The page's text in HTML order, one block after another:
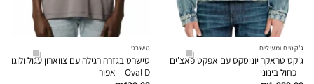
ג'קטים ומעילים
ג'קט טראקר יוניסקס עם אפקט פאצ'ים
– כחול בינוני
טישרט
טישרט בגזרה רגילה עם צווארון עגול ולוגו
Oval D – אפור